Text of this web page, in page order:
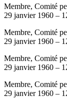
Membre, Comité
29 janvier 1960 –
Membre, Comité
29 janvier 1960 –
Membre, Comité
29 janvier 1960 –
Membre, Comité
29 janvier 1960 –